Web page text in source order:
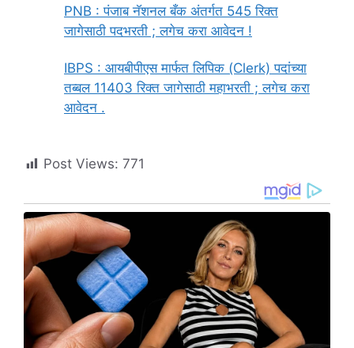
PNB : पंजाब नॅशनल बँक अंतर्गत 545 रिक्त
जागेसाठी पदभरती ; लगेच करा आवेदन !
IBPS : आयबीपीएस मार्फत लिपिक (Clerk) पदांच्या
तब्बल 11403 रिक्त जागेसाठी महाभरती ; लगेच करा
आवेदन .
Post Views: 771